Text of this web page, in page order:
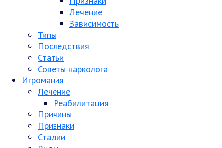
Лечение
Зависимость
Типы
Последствия
Статьи
Советы нарколога
Игромания
Лечение
Реабилитация
Причины
Признаки
Стадии